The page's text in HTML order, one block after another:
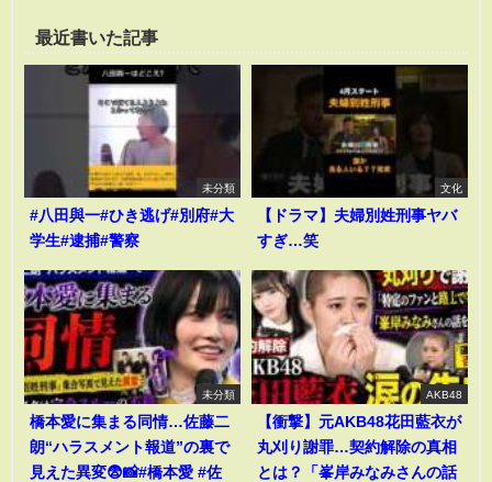
最近書いた記事
未分類
#八田與一#ひき逃げ#別府#大
学生#逮捕#警察
文化
【ドラマ】夫婦別姓刑事ヤバ
すぎ…笑
未分類
橋本愛に集まる同情…佐藤二
朗“ハラスメント報道”の裏で
見えた異変😨📸#橋本愛 #佐
AKB48
【衝撃】元AKB48花田藍衣が
丸刈り謝罪…契約解除の真相
とは？「峯岸みなみさんの話